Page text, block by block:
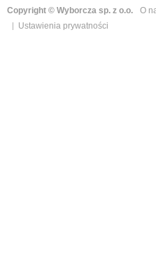
Copyright © Wyborcza sp. z o.o. O
Ustawienia prywatności